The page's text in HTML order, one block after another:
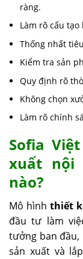
ràng.
Làm rõ cấu
Thống nhất
Kiểm tra sản
Quy định rõ
Không chọn
Làm rõ chính
Sofia Việt
xuất
nào?
Mô hình thiết
đầu tư làm
tưởng ban đầu,
sản xuất và